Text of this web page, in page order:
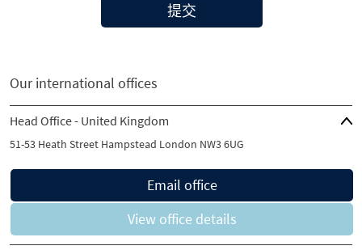
提交
Our international offices
Head Office - United Kingdom
51-53 Heath Street Hampstead London NW3 6UG
Email office
View office details